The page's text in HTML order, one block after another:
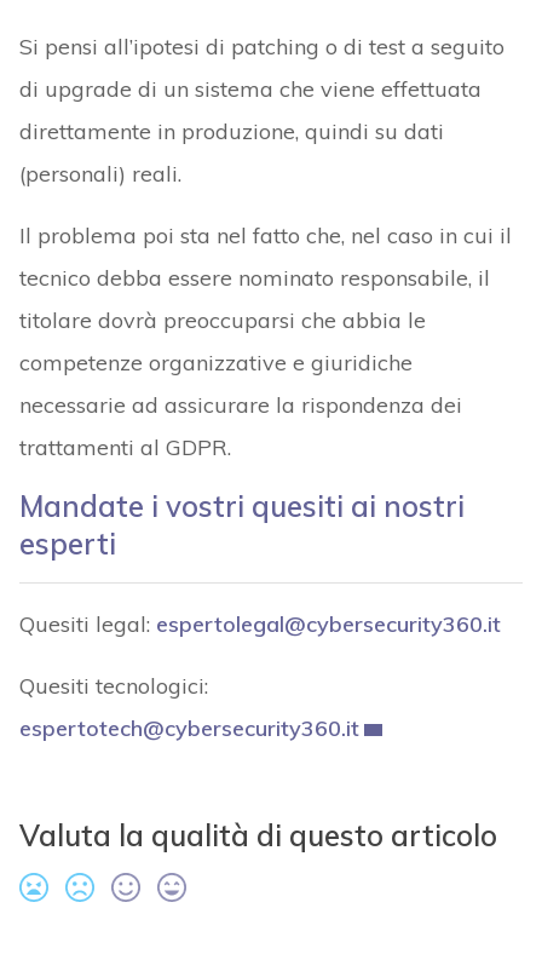
Si pensi all’ipotesi di patching o di test a seguito
di upgrade di un sistema che viene effettuata
direttamente in produzione, quindi su dati
(personali) reali.
Il problema poi sta nel fatto che, nel caso in cui il
tecnico debba essere nominato responsabile, il
titolare dovrà preoccuparsi che abbia le
competenze organizzative e giuridiche
necessarie ad assicurare la rispondenza dei
trattamenti al GDPR.
Mandate i vostri quesiti ai nostri
esperti
Quesiti legal: espertolegal@cybersecurity360.it
Quesiti tecnologici:
espertotech@cybersecurity360.it
Valuta la qualità di questo articolo